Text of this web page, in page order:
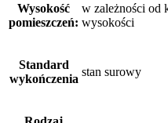
Wysokość
pomieszczeń:
w zależności od
wysokości
Standard
wykończenia
stan surowy